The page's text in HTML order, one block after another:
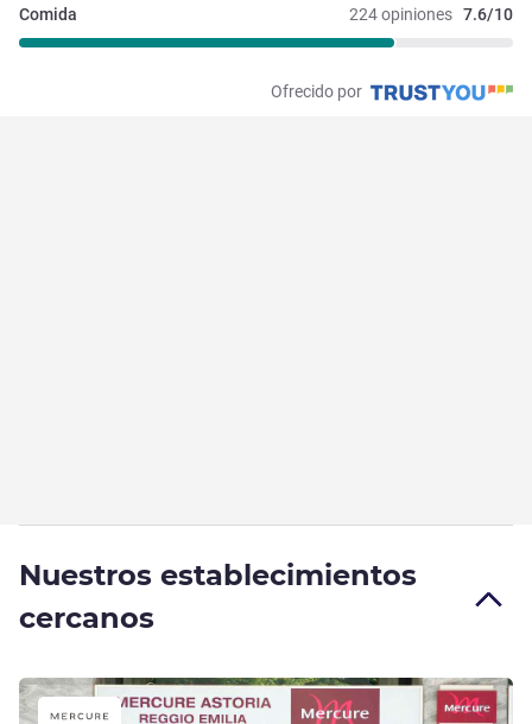
224 opiniones 7.6/10
Comida
Ofrecido por
Nuestros establecimientos
cercanos